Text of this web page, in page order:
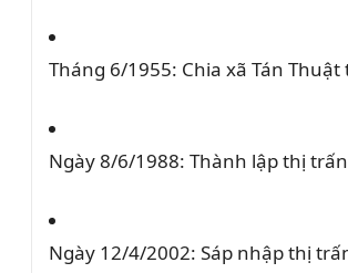
Tháng 6/1955: Chia xã Tán
Ngày 8/6/1988: Thành lập thị
Ngày 12/4/2002: Sáp nhập thị